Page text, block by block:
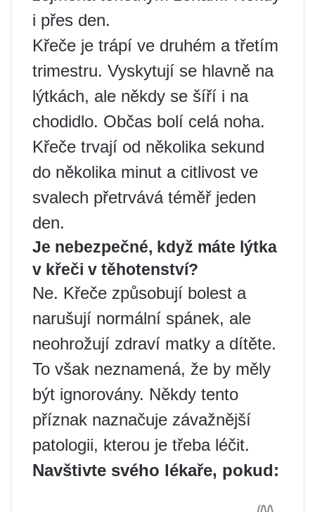
i přes den.
Křeče je trápí ve druhém a třetím
trimestru. Vyskytují se hlavně na
lýtkách, ale někdy se šíří i na
chodidlo. Občas bolí celá noha.
Křeče trvají od několika sekund
do několika minut a citlivost ve
svalech přetrvává téměř jeden
den.
Je nebezpečné, když máte lýtka
v křeči v těhotenství?
Ne. Křeče způsobují bolest a
narušují normální spánek, ale
neohrožují zdraví matky a dítěte.
To však neznamená, že by měly
být ignorovány. Někdy tento
příznak naznačuje závažnější
patologii, kterou je třeba léčit.
Navštivte svého lékaře, pokud: